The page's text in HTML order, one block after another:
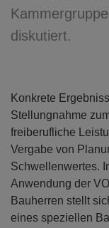
diskutiert.
Konkrete
Stellungnahme
freiberufliche
Vergabe von
Schwellenwertes.
Anwendung der
Bauherren stellt
eines speziellen